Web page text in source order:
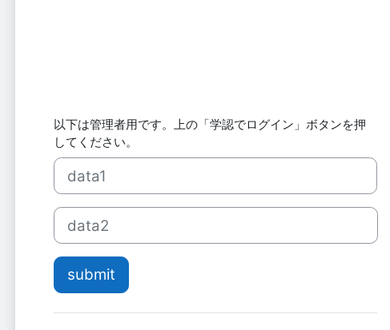
以下は管理者用です。上の「学認でログイン」ボタンを押
してください。
ユーザ名
パスワード
submit